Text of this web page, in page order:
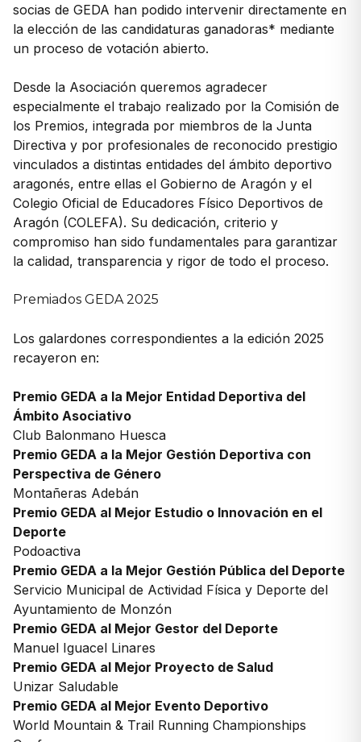
socias de GEDA han podido intervenir directamente en
la elección de las candidaturas ganadoras* mediante
un proceso de votación abierto.
Desde la Asociación queremos agradecer
especialmente el trabajo realizado por la Comisión de
los Premios, integrada por miembros de la Junta
Directiva y por profesionales de reconocido prestigio
vinculados a distintas entidades del ámbito deportivo
aragonés, entre ellas el Gobierno de Aragón y el
Colegio Oficial de Educadores Físico Deportivos de
Aragón (COLEFA). Su dedicación, criterio y
compromiso han sido fundamentales para garantizar
la calidad, transparencia y rigor de todo el proceso.
Premiados GEDA 2025
Los galardones correspondientes a la edición 2025
recayeron en:
Premio GEDA a la Mejor Entidad Deportiva del
Ámbito Asociativo
Club Balonmano Huesca
Premio GEDA a la Mejor Gestión Deportiva con
Perspectiva de Género
Montañeras Adebán
Premio GEDA al Mejor Estudio o Innovación en el
Deporte
Podoactiva
Premio GEDA a la Mejor Gestión Pública del Deporte
Servicio Municipal de Actividad Física y Deporte del
Ayuntamiento de Monzón
Premio GEDA al Mejor Gestor del Deporte
Manuel Iguacel Linares
Premio GEDA al Mejor Proyecto de Salud
Unizar Saludable
Premio GEDA al Mejor Evento Deportivo
World Mountain & Trail Running Championships